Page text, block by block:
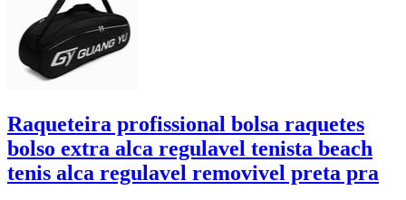
Raqueteira profissional bolsa raquetes
bolso extra alca regulavel tenista beach
tenis alca regulavel removivel preta pra